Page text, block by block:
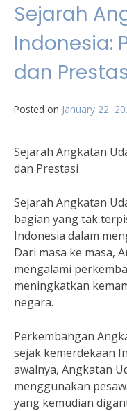
Sejarah
Indonesia:
dan
Posted on January 22,
Sejarah Angkatan
dan Prestasi
Sejarah Angkatan
bagian yang tak
Indonesia dalam
Dari masa ke masa,
mengalami
meningkatkan
negara.
Perkembangan
sejak kemerdekaan
awalnya, Angkatan
menggunakan
yang kemudian